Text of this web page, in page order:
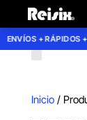
ENVÍOS + RÁPIDOS +
Inicio/